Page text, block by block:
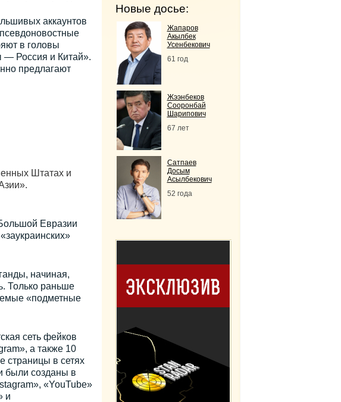
аккаунтов
в головы
— Россия и Китай».
предлагают
Штатах и
Евразии
начиная,
Только раньше
«подметные
сеть фейков
а также 10
страницы в сетях
были созданы в
«YouTube»
и
Новые досье:
Жапаров
Акылбек
Усенбекович
61 год
Жээнбеков
Сооронбай
Шарипович
67 лет
Сатпаев
Досым
Асылбекович
52 года